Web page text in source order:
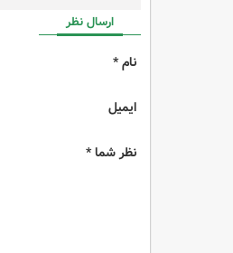
ارسال نظر
نام *
ایمیل
نظر شما *